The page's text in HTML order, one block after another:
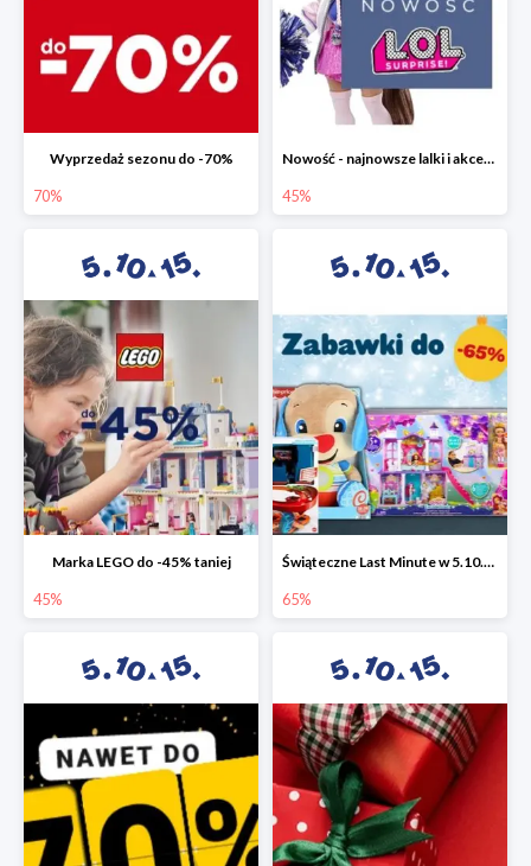
Wyprzedaż sezonu do -70%
70%
Nowość - najnowsze lalki i akcesoria L.O.L. w 5.10.15 do -45%
45%
Marka LEGO do -45% taniej
45%
Świąteczne Last Minute w 5.10.15 - zabawki do -65%
65%